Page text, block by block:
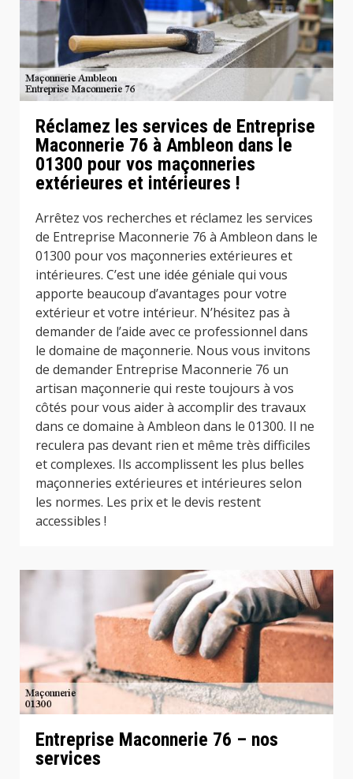
Réclamez les services de Entreprise
Maconnerie 76 à Ambleon dans le
01300 pour vos maçonneries
extérieures et intérieures !
Arrêtez vos recherches et réclamez les services
de Entreprise Maconnerie 76 à Ambleon dans le
01300 pour vos maçonneries extérieures et
intérieures. C’est une idée géniale qui vous
apporte beaucoup d’avantages pour votre
extérieur et votre intérieur. N’hésitez pas à
demander de l’aide avec ce professionnel dans
le domaine de maçonnerie. Nous vous invitons
de demander Entreprise Maconnerie 76 un
artisan maçonnerie qui reste toujours à vos
côtés pour vous aider à accomplir des travaux
dans ce domaine à Ambleon dans le 01300. Il ne
reculera pas devant rien et même très difficiles
et complexes. Ils accomplissent les plus belles
maçonneries extérieures et intérieures selon
les normes. Les prix et le devis restent
accessibles !
Entreprise Maconnerie 76 – nos
services